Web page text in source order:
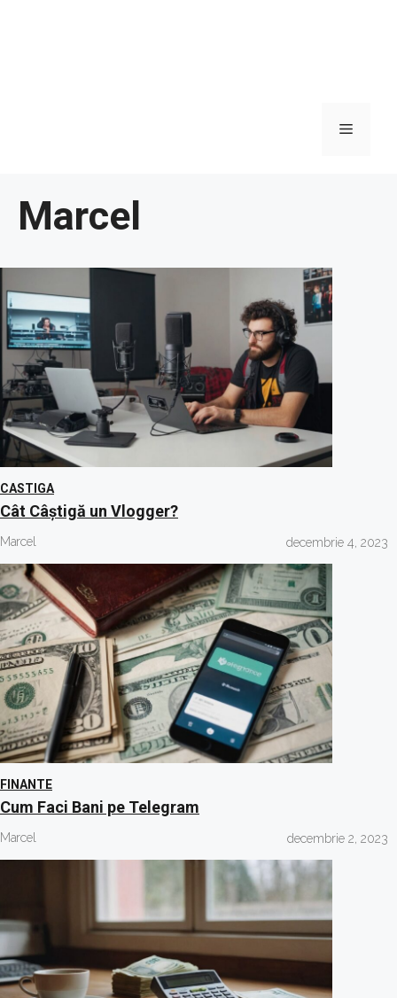
Meniu
Marcel
CASTIGA
Cât Câștigă un Vlogger?
Marcel decembrie 4, 2023
FINANTE
Cum Faci Bani pe Telegram
Marcel decembrie 2, 2023